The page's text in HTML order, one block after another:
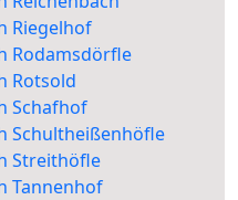
Riegelhof
Rodamsdörfle
Rotsold
Schafhof
Schultheißenhöfle
Streithöfle
Tannenhof